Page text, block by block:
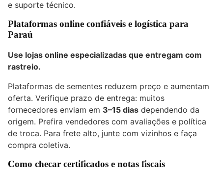
e suporte técnico.
Plataformas online confiáveis e logística para
Paraú
Use lojas online especializadas que entregam com
rastreio.
Plataformas de sementes reduzem preço e aumentam
oferta. Verifique prazo de entrega: muitos
fornecedores enviam em 3–15 dias dependendo da
origem. Prefira vendedores com avaliações e política
de troca. Para frete alto, junte com vizinhos e faça
compra coletiva.
Como checar certificados e notas fiscais